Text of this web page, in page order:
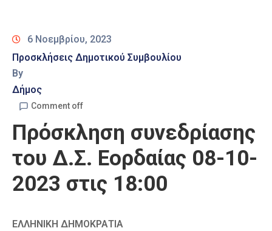
6 Νοεμβρίου, 2023
Προσκλήσεις Δημοτικού Συμβουλίου
By
Δήμος
Comment off
Πρόσκληση συνεδρίασης
του Δ.Σ. Εορδαίας 08-10-
2023 στις 18:00
ΕΛΛΗΝΙΚΗ ΔΗΜΟΚΡΑΤΙΑ